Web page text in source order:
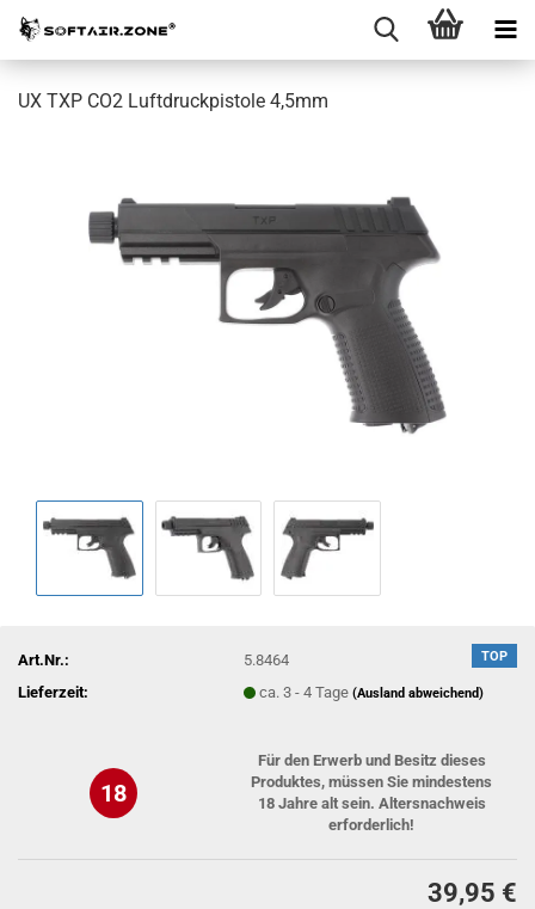
UX TXP CO2 Luftdruckpistole 4,5mm
TOP
Art.Nr.:
5.8464
Lieferzeit:
ca. 3 - 4 Tage(Ausland abweichend)
18
Für den Erwerb und Besitz dieses
Produktes, müssen Sie mindestens
18 Jahre alt sein. Altersnachweis
erforderlich!
39,95 €